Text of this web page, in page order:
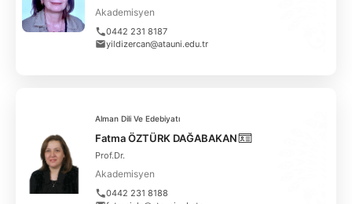
Akademisyen
0442 231 8187
yildizercan@atauni.edu.tr
Alman Dili Ve Edebiyatı
Fatma ÖZTÜRK DAĞABAKAN
Prof.Dr.
Akademisyen
0442 231 8188